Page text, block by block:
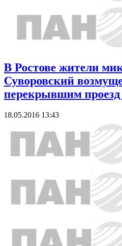
В Ростове жители
Суворовский
перекрывшим проезд
18.05.2016 13:43